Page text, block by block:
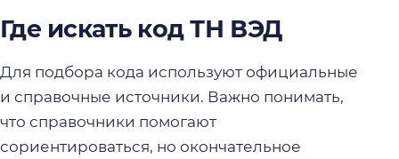
Где искать код ТН ВЭД
Для подбора кода используют официальные
и справочные источники. Важно понимать,
что справочники помогают
сориентироваться, но окончательное